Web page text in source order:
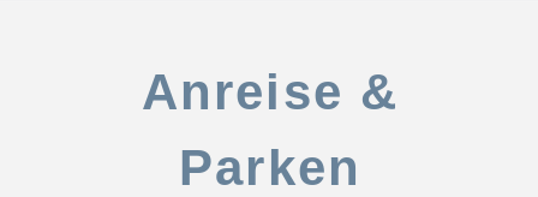
Anreise &
Parken